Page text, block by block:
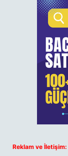
Reklam ve İletişim: